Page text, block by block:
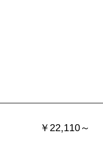
￥22,110～